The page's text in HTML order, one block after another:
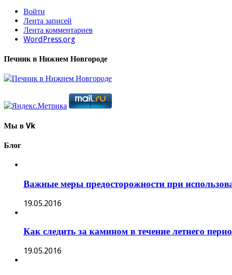
Войти
Лента записей
Лента комментариев
WordPress.org
Печник в Нижнем Новгороде
Мы в Vk
Блог
Важные меры предосторожности при
19.05.2016
Как следить за камином в течение летнего
19.05.2016